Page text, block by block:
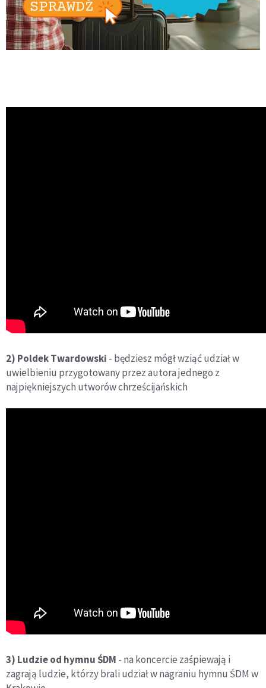
2) Poldek Twardowski - będziesz mógł wziąć udział w
uwielbieniu przygotowany przez autora jednego z
najpiękniejszych utworów chrześcijańskich
3) Ludzie od hymnu ŚDM - na koncercie zaśpiewają i
zagrają ludzie, którzy brali udział w nagraniu hymnu ŚDM w